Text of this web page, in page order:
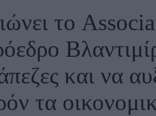
το
και να
τα